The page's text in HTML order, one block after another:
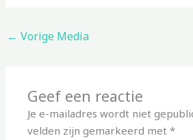
← Vorige Media
Geef een reactie
Je e-mailadres wordt niet
velden zijn gemarkeerd met*